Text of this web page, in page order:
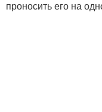
проносить его на